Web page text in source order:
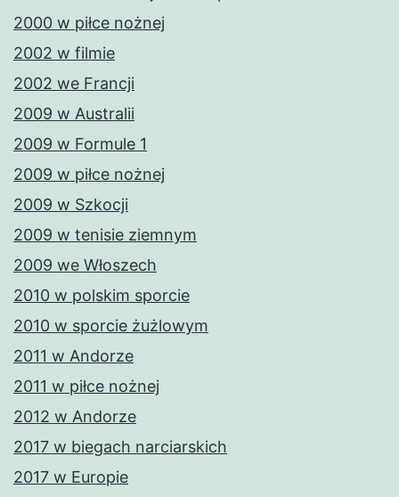
2000 w piłce nożnej
2002 w filmie
2002 we Francji
2009 w Australii
2009 w Formule 1
2009 w piłce nożnej
2009 w Szkocji
2009 w tenisie ziemnym
2009 we Włoszech
2010 w polskim sporcie
2010 w sporcie żużlowym
2011 w Andorze
2011 w piłce nożnej
2012 w Andorze
2017 w biegach narciarskich
2017 w Europie